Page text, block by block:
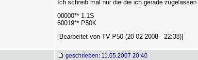
Ich schreib mal nur die die ich gerade zugelassen
00000** 1.1S
60019** P50K
[Bearbeitet von TV P50 (20-02-2008 - 22:38)]
geschrieben: 11.05.2007 20:40